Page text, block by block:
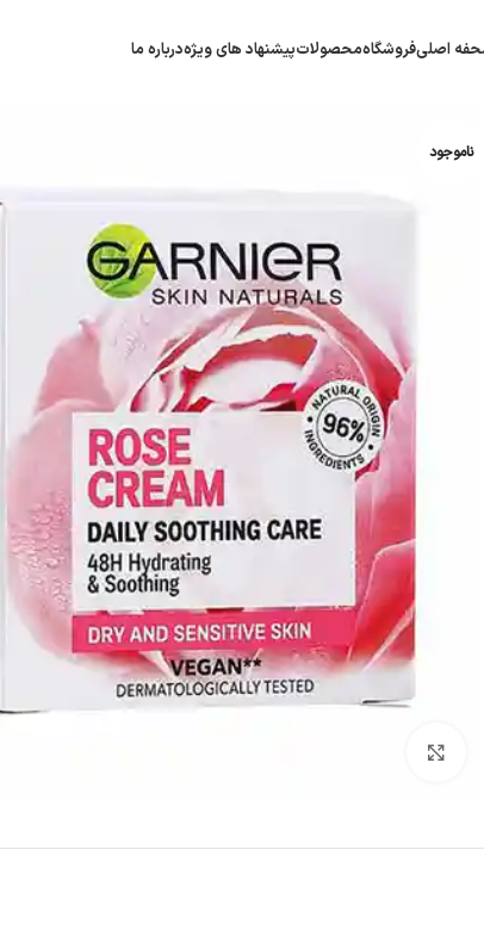
اصلیفروشگاهمحصولات
خوراکیتندومیتریدنت
پیشنهاد های ویژهدرباره ما
ناموجود